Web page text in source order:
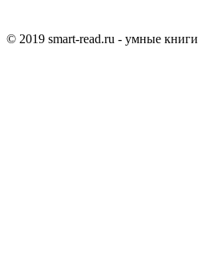
© 2019 smart-read.ru - умные книги